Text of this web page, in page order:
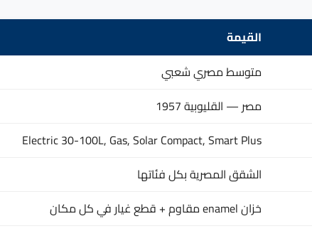
القيمة
متوسط مصري شعبي
مصر — القليوبية 1957
Electric 30-100L, Gas, Solar Compact, Smart Plus
الشقق المصرية بكل فئاتها
خزان enamel مقاوم + قطع غيار في كل مكان